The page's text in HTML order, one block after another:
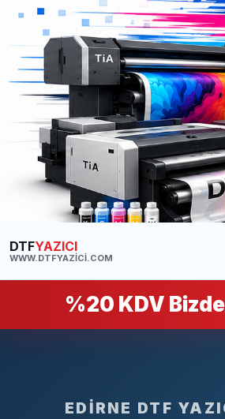
DTFYAZICI
WWW.DTFYAZICI.COM
%20 KDV
EDIRNE DTF